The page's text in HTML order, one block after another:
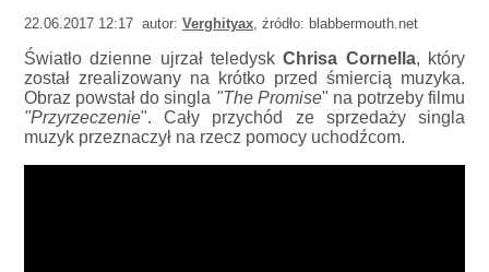
22.06.2017 12:17 autor:Verghityax, źródło: blabbermouth.net
Światło dzienne ujrzał teledyskChrisa Cornella, który
został zrealizowany na krótko przed śmiercią muzyka.
Obraz powstał do singla "The Promise" na potrzeby filmu
"Przyrzeczenie". Cały przychód ze sprzedaży singla
muzyk przeznaczył na rzecz pomocy uchodźcom.